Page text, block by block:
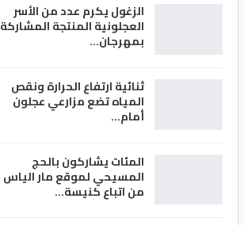
الزغول يكرم عدد من الأسر
العجلونية المنتجة المشاركة
بمهرجان…
ثنائية ارتفاع الحرارة ونقص
المياه تضع مزارعي عجلون
أمام…
المئات يشاركون بالحج
المسيحي لموقع مار الياس
من اتباع كنيسة…